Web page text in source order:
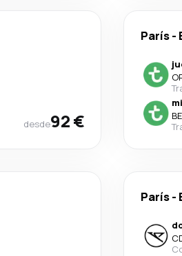
desde92 €
París-
París-